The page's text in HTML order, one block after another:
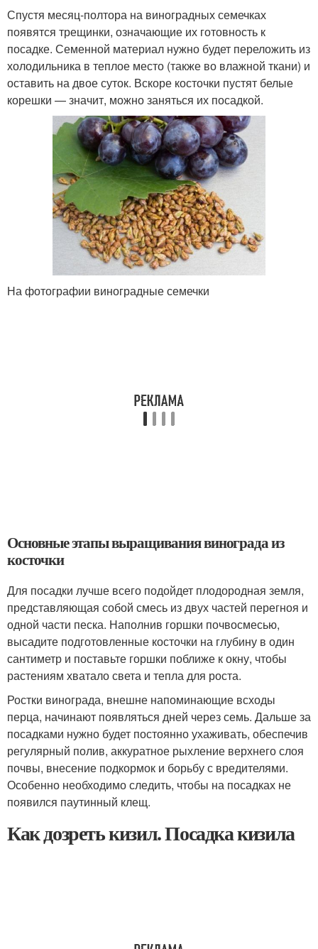
Спустя месяц-полтора на виноградных семечках
появятся трещинки, означающие их готовность к
посадке. Семенной материал нужно будет переложить из
холодильника в теплое место (также во влажной ткани) и
оставить на двое суток. Вскоре косточки пустят белые
корешки — значит, можно заняться их посадкой.
На фотографии виноградные семечки
Основные этапы выращивания винограда из
косточки
Для посадки лучше всего подойдет плодородная земля,
представляющая собой смесь из двух частей перегноя и
одной части песка. Наполнив горшки почвосмесью,
высадите подготовленные косточки на глубину в один
сантиметр и поставьте горшки поближе к окну, чтобы
растениям хватало света и тепла для роста.
Ростки винограда, внешне напоминающие всходы
перца, начинают появляться дней через семь. Дальше за
посадками нужно будет постоянно ухаживать, обеспечив
регулярный полив, аккуратное рыхление верхнего слоя
почвы, внесение подкормок и борьбу с вредителями.
Особенно необходимо следить, чтобы на посадках не
появился паутинный клещ.
Как дозреть кизил. Посадка кизила